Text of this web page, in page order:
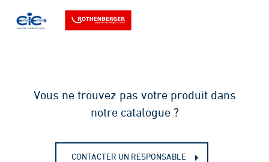
Rothenberger
Vous ne trouvez pas votre produit dans
notre catalogue ?
CONTACTER UN RESPONSABLE